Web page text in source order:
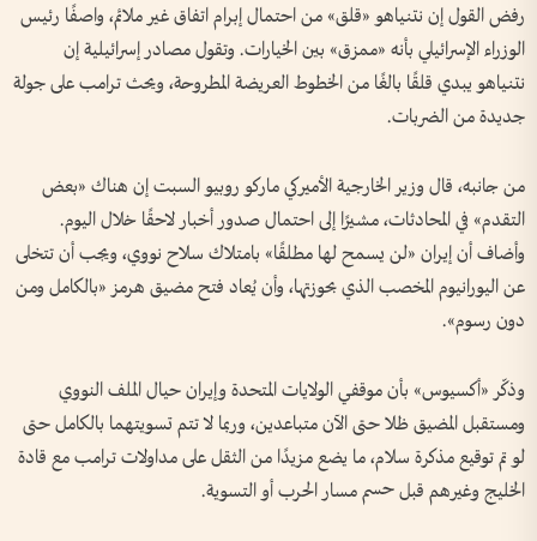
رفض القول إن نتنياهو «قلق» من احتمال إبرام اتفاق غير ملائم، واصفًا رئيس
الوزراء الإسرائيلي بأنه «ممزق» بين الخيارات. وتقول مصادر إسرائيلية إن
نتنياهو يبدي قلقًا بالغًا من الخطوط العريضة المطروحة، ويحث ترامب على جولة
جديدة من الضربات.
من جانبه، قال وزير الخارجية الأميركي ماركو روبيو السبت إن هناك «بعض
التقدم» في المحادثات، مشيرًا إلى احتمال صدور أخبار لاحقًا خلال اليوم.
وأضاف أن إيران «لن يسمح لها مطلقًا» بامتلاك سلاح نووي، ويجب أن تتخلى
عن اليورانيوم المخصب الذي بحوزتها، وأن يُعاد فتح مضيق هرمز «بالكامل ومن
دون رسوم».
وذكّر «أكسيوس» بأن موقفي الولايات المتحدة وإيران حيال الملف النووي
ومستقبل المضيق ظلا حتى الآن متباعدين، وربما لا تتم تسويتهما بالكامل حتى
لو تم توقيع مذكرة سلام، ما يضع مزيدًا من الثقل على مداولات ترامب مع قادة
الخليج وغيرهم قبل حسم مسار الحرب أو التسوية.